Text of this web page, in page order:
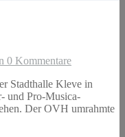
0 Kommentare
Stadthalle Kleve in
und Pro-Musica-
Der OVH umrahmte